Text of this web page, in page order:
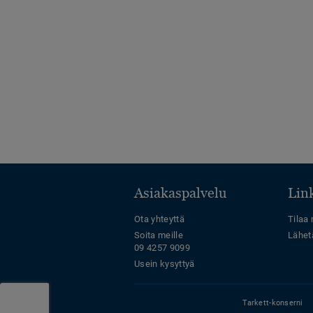
Asiakaspalvelu
Ota yhteyttä
Soita meille
09 4257 9099
Usein kysyttyä
Tilaa
Tarkett-konserni